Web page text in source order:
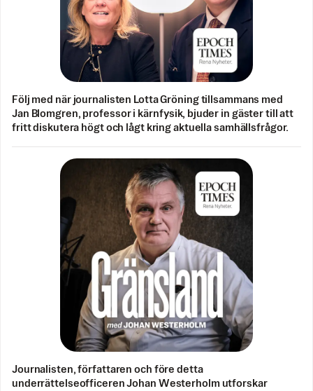
Följ med när journalisten Lotta Gröning tillsammans med
Jan Blomgren, professor i kärnfysik, bjuder in gäster till att
fritt diskutera högt och lågt kring aktuella samhällsfrågor.
Journalisten, författaren och före detta
underrättelseofficeren Johan Westerholm utforskar